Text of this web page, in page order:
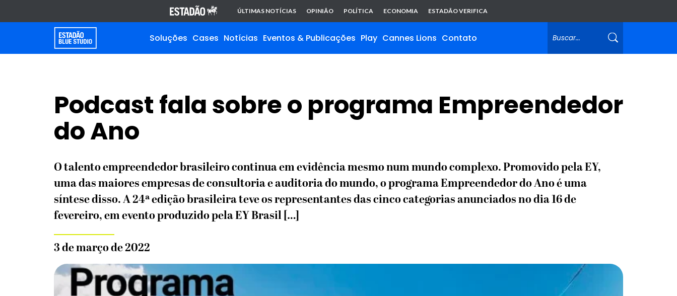
ÚLTIMAS NOTÍCIAS OPINIÃO POLÍTICA ECONOMIA ESTADÃO VERIFICA
Soluções Cases Notícias Eventos & Publicações Play Cannes Lions Contato
Podcast fala sobre o programa Empreendedor
do Ano
O talento empreendedor brasileiro continua em evidência mesmo num mundo complexo. Promovido pela EY,
uma das maiores empresas de consultoria e auditoria do mundo, o programa Empreendedor do Ano é uma
síntese disso. A 24ª edição brasileira teve os representantes das cinco categorias anunciados no dia 16 de
fevereiro, em evento produzido pela EY Brasil […]
3 de março de 2022